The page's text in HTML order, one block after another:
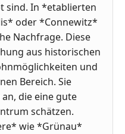
sind. In *etablierten
oder *Connewitz*
Nachfrage. Diese
aus historischen
und
Bereich. Sie
die eine gute
schätzen.
wie *Grünau*